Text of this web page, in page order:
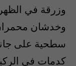
وزرقة في
وخدشان
سطحية على
كدمات في